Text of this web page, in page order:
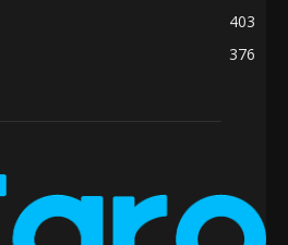
403
376